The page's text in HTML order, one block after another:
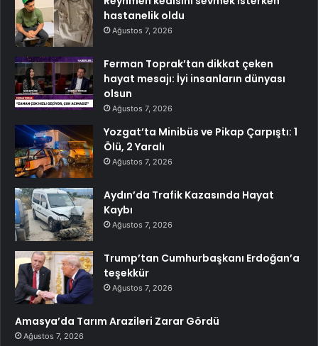
hastanelik oldu
Ağustos 7, 2026
Ferman Toprak’tan dikkat çeken
hayat mesajı: İyi insanların dünyası
olsun
Ağustos 7, 2026
Yozgat’ta Minibüs ve Pikap Çarpıştı: 1
Ölü, 2 Yaralı
Ağustos 7, 2026
Aydın’da Trafik Kazasında Hayat
Kaybı
Ağustos 7, 2026
Trump’tan Cumhurbaşkanı Erdoğan’a
teşekkür
Ağustos 7, 2026
Amasya’da Tarım Arazileri Zarar Gördü
Ağustos 7, 2026